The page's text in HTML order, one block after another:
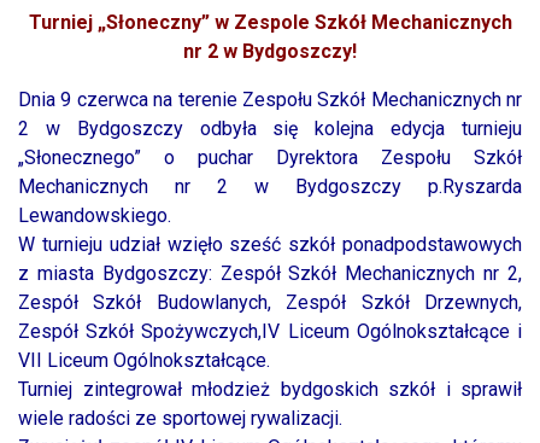
Turniej „Słoneczny” w Zespole Szkół Mechanicznych
nr 2 w Bydgoszczy!
Dnia 9 czerwca na terenie Zespołu Szkół Mechanicznych nr
2 w Bydgoszczy odbyła się kolejna edycja turnieju
„Słonecznego” o puchar Dyrektora Zespołu Szkół
Mechanicznych nr 2 w Bydgoszczy p.Ryszarda
Lewandowskiego.
W turnieju udział wzięło sześć szkół ponadpodstawowych
z miasta Bydgoszczy: Zespół Szkół Mechanicznych nr 2,
Zespół Szkół Budowlanych, Zespół Szkół Drzewnych,
Zespół Szkół Spożywczych,IV Liceum Ogólnokształcące i
VII Liceum Ogólnokształcące.
Turniej zintegrował młodzież bydgoskich szkół i sprawił
wiele radości ze sportowej rywalizacji.